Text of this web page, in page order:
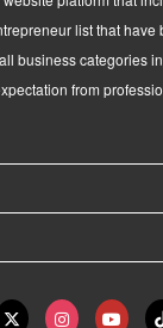
list that have
business categories
from